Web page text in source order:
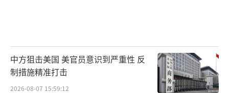
中方狙击美国 美官员意识到严重性 反
制措施精准打击
2026-08-07 15:59:12